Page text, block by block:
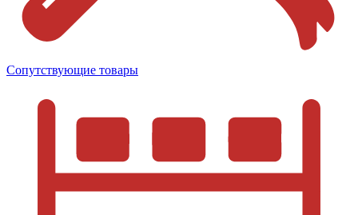
Сопутствующие товары